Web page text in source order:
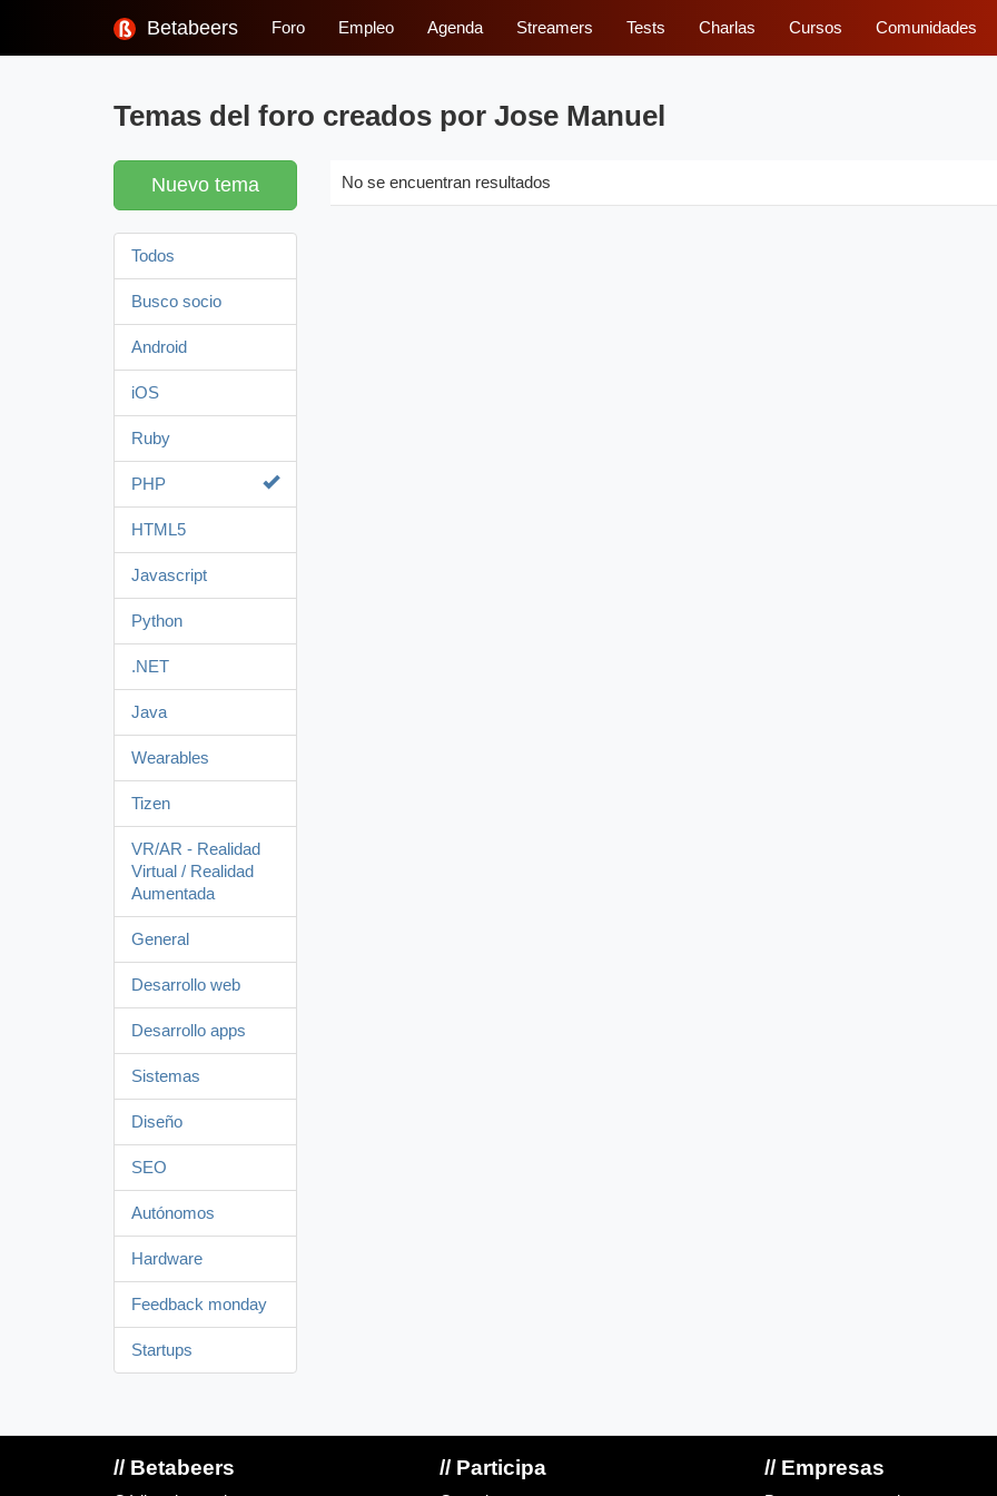
Betabeers Foro Empleo Agenda Streamers Tests Charlas Cursos Comunidades
Temas del foro creados por Jose Manuel
Nuevo tema
Todos
Busco socio
Android
iOS
Ruby
PHP
HTML5
Javascript
Python
.NET
Java
Wearables
Tizen
VR/AR - Realidad
Virtual / Realidad
Aumentada
General
Desarrollo web
Desarrollo apps
Sistemas
Diseño
SEO
Autónomos
Hardware
Feedback monday
Startups
No se encuentran resultados
// Betabeers // Participa // Empresas